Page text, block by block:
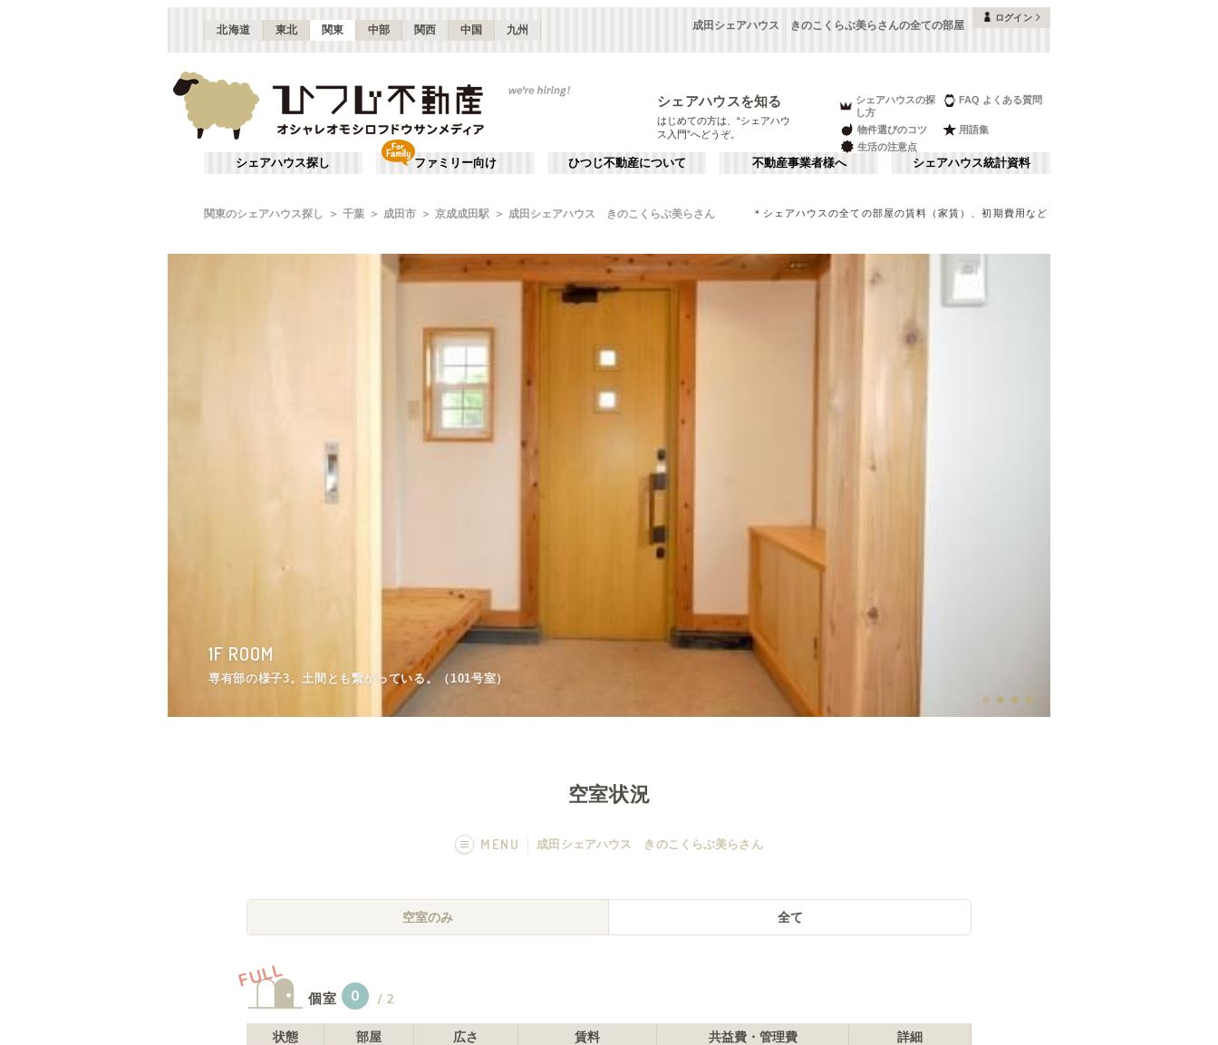
北海道 東北 関東 中部 関西 中国 九州 成田シェアハウス きのこくらぶ美らさんの全ての部屋
ログイン
シェアハウスを知る
はじめての方は、“シェアハウ
ス入門”へどうぞ。
シェアハウスの探
し方
FAQ よくある質問
物件選びのコツ
用語集
生活の注意点
シェアハウス探し ファミリー向け ひつじ不動産について 不動産事業者様へ シェアハウス統計資料
関東のシェアハウス探し 千葉 成田市 京成成田駅 成田シェアハウス きのこくらぶ美らさん ＊シェアハウスの全ての部屋の賃料（家賃）、初期費用など
1F ROOM
専有部の様子3。窓の先にはバス停。（102号室）
1F ROOM
専有部の様子3。土間とも繋がっている。（101号室）
1F ROOM
専有部の様子2。押入れ収納付き。（102号室）
1F ROOM
専有部の様子2。押入れ収納付き。（101号室）
1F ROOM
専有部の様子3。窓の先にはバス停。（102号室）
1F ROOM
専有部の様子3。土間とも繋がっている。（101号室）
空室状況
MENU 成田シェアハウス きのこくらぶ美らさん
運営者 フカボリ記事
空室のみ 全て
個室 0 / 2
FULL
状態 部屋 広さ 賃料 共益費・管理費 詳細